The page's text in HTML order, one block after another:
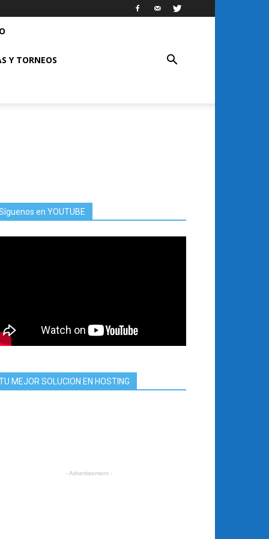
Y TORNEOS
en YOUTUBE
MEJOR SOLUCION EN HOSTING
- Advertisement -